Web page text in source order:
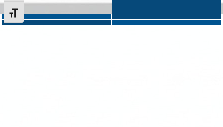
Alternar tamanho da fonte